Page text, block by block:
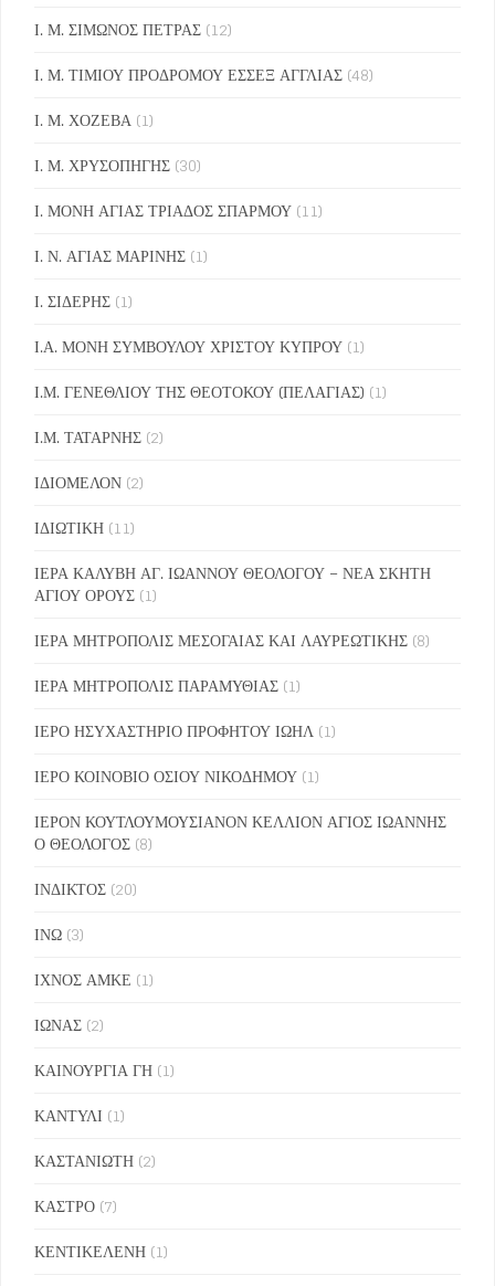
Ι. Μ. ΣΙΜΩΝΟΣ ΠΕΤΡΑΣ (12)
Ι. Μ. ΤΙΜΙΟΥ ΠΡΟΔΡΟΜΟΥ ΕΣΣΕΞ ΑΓΓΛΙΑΣ (48)
Ι. Μ. ΧΟΖΕΒΑ (1)
Ι. Μ. ΧΡΥΣΟΠΗΓΗΣ (30)
Ι. ΜΟΝΗ ΑΓΙΑΣ ΤΡΙΑΔΟΣ ΣΠΑΡΜΟΥ (11)
Ι. Ν. ΑΓΙΑΣ ΜΑΡΙΝΗΣ (1)
Ι. ΣΙΔΕΡΗΣ (1)
Ι.Α. ΜΟΝΗ ΣΥΜΒΟΥΛΟΥ ΧΡΙΣΤΟΥ ΚΥΠΡΟΥ (1)
Ι.Μ. ΓΕΝΕΘΛΙΟΥ ΤΗΣ ΘΕΟΤΟΚΟΥ (ΠΕΛΑΓΙΑΣ) (1)
Ι.Μ. ΤΑΤΑΡΝΗΣ (2)
ΙΔΙΟΜΕΛΟΝ (2)
ΙΔΙΩΤΙΚΗ (11)
ΙΕΡΑ ΚΑΛΥΒΗ ΑΓ. ΙΩΑΝΝΟΥ ΘΕΟΛΟΓΟΥ – ΝΕΑ ΣΚΗΤΗ
ΑΓΙΟΥ ΟΡΟΥΣ (1)
ΙΕΡΑ ΜΗΤΡΟΠΟΛΙΣ ΜΕΣΟΓΑΙΑΣ ΚΑΙ ΛΑΥΡΕΩΤΙΚΗΣ (8)
ΙΕΡΑ ΜΗΤΡΟΠΟΛΙΣ ΠΑΡΑΜΥΘΙΑΣ (1)
ΙΕΡΟ ΗΣΥΧΑΣΤΗΡΙΟ ΠΡΟΦΗΤΟΥ ΙΩΗΛ (1)
ΙΕΡΟ ΚΟΙΝΟΒΙΟ ΟΣΙΟΥ ΝΙΚΟΔΗΜΟΥ (1)
ΙΕΡΟΝ ΚΟΥΤΛΟΥΜΟΥΣΙΑΝΟΝ ΚΕΛΛΙΟΝ ΑΓΙΟΣ ΙΩΑΝΝΗΣ
Ο ΘΕΟΛΟΓΟΣ (8)
ΙΝΔΙΚΤΟΣ (20)
ΙΝΩ (3)
ΙΧΝΟΣ ΑΜΚΕ (1)
ΙΩΝΑΣ (2)
ΚΑΙΝΟΥΡΓΙΑ ΓΗ (1)
ΚΑΝΤΥΛΙ (1)
ΚΑΣΤΑΝΙΩΤΗ (2)
ΚΑΣΤΡΟ (7)
ΚΕΝΤΙΚΕΛΕΝΗ (1)